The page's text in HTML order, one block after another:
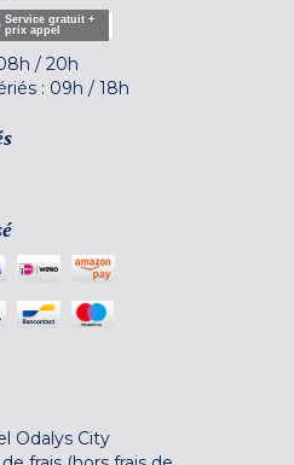
Service gratuit +
prix appel
/ 20h
: 09h / 18h
Odalys City